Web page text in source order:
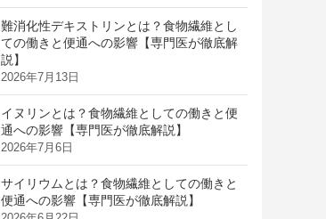
難消化性デキストリンとは？食物繊維とし
ての働きと便通への影響【専門医が徹底解
説】
2026年7月13日
イヌリンとは？食物繊維としての働きと便
通への影響【専門医が徹底解説】
2026年7月6日
サイリウムとは？食物繊維としての働きと
便通への影響【専門医が徹底解説】